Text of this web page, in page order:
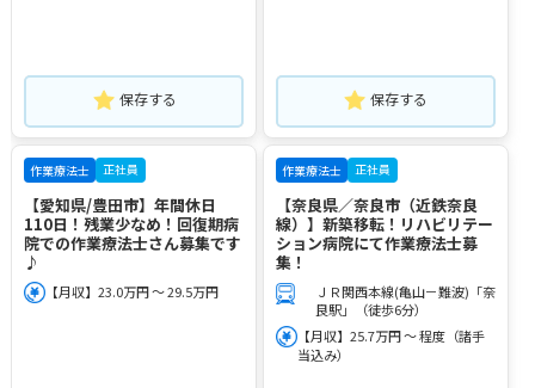
保存する 保存する
作業療法士 正社員
【愛知県/豊田市】年間休日
110日！残業少なめ！回復期病
院での作業療法士さん募集です
♪
【月収】23.0万円 ～ 29.5万円
作業療法士 正社員
【奈良県／奈良市（近鉄奈良
線）】新築移転！リハビリテー
ション病院にて作業療法士募
集！
ＪＲ関西本線(亀山－難波)「奈
良駅」（徒歩6分）
【月収】25.7万円 ～ 程度（諸手
当込み）